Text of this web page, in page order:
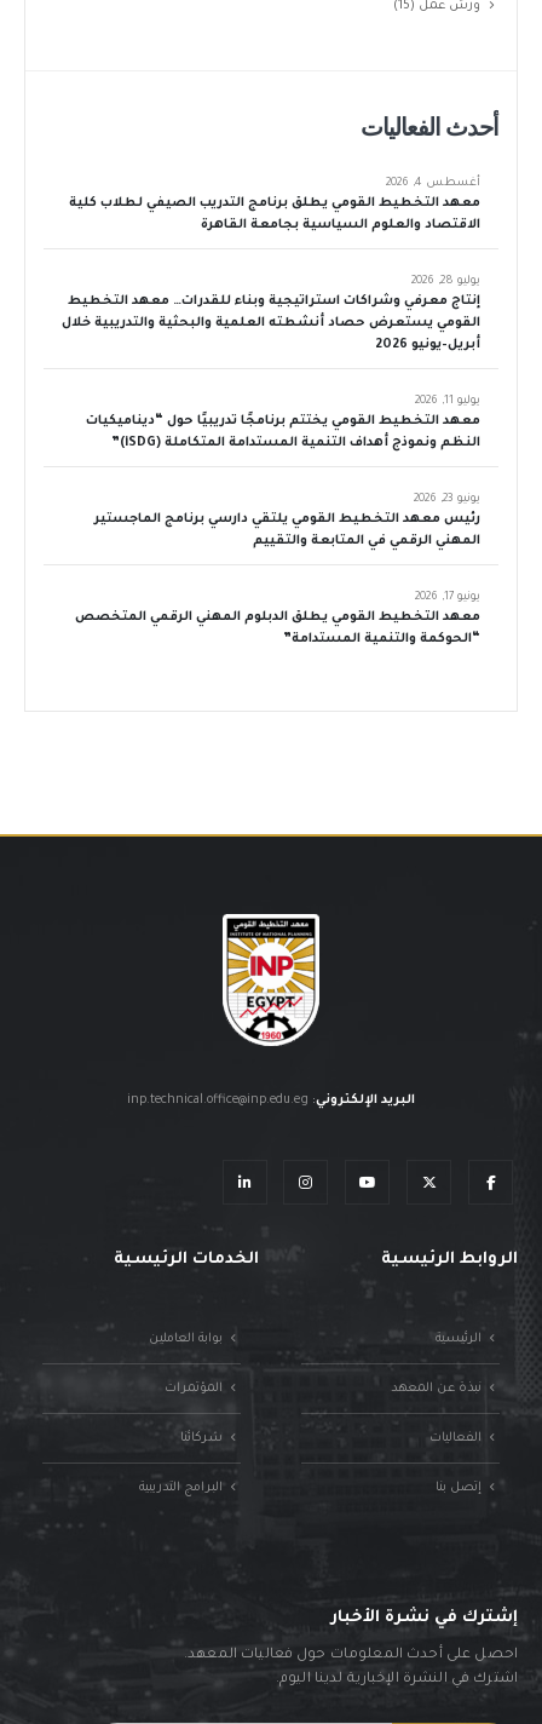
ورش عمل (15)
أحدث الفعاليات
معهد التخطيط القومي يطلق برنامج التدريب الصيفي لطلاب كلية
الاقتصاد والعلوم السياسية بجامعة القاهرة
أغسطس 4, 2026
إنتاج معرفي وشراكات استراتيجية وبناء للقدرات… معهد التخطيط
القومي يستعرض حصاد أنشطته العلمية والبحثية والتدريبية خلال
أبريل–يونيو 2026
يوليو 28, 2026
معهد التخطيط القومي يختتم برنامجًا تدريبيًا حول “ديناميكيات
النظم ونموذج أهداف التنمية المستدامة المتكاملة (iSDG)”
يوليو 11, 2026
رئيس معهد التخطيط القومي يلتقي دارسي برنامج الماجستير
المهني الرقمي في المتابعة والتقييم
يونيو 23, 2026
معهد التخطيط القومي يطلق الدبلوم المهني الرقمي المتخصص
“الحوكمة والتنمية المستدامة”
يونيو 17, 2026
البريد الإلكتروني:
inp.technical.office@inp.edu.eg
الروابط الرئيسية
الرئيسية
نبذة عن المعهد
الفعاليات
إتصل بنا
الخدمات الرئيسية
بوابة العاملين
المؤتمرات
شركائنا
البرامج التدريبية
إشترك في نشرة الأخبار
احصل على أحدث المعلومات حول فعاليات المعهد.
اشترك في النشرة الإخبارية لدينا اليوم.